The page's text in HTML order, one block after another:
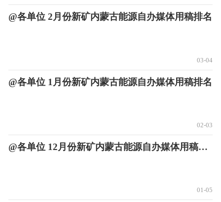
@各单位 2月份新矿内蒙古能源自办媒体用稿排名
03-04
@各单位 1月份新矿内蒙古能源自办媒体用稿排名
02-03
@各单位 12月份新矿内蒙古能源自办媒体用稿排名
01-05